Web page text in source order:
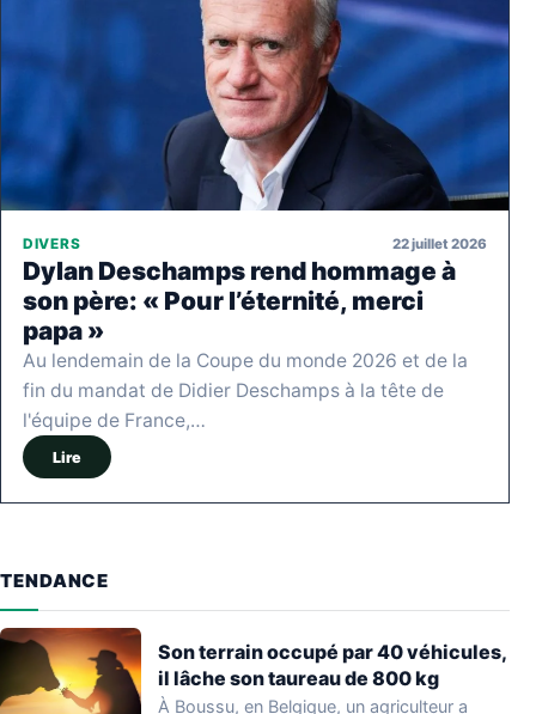
DIVERS 22 juillet 2026
Dylan Deschamps rend hommage à
son père: « Pour l’éternité, merci
papa »
Au lendemain de la Coupe du monde 2026 et de la
fin du mandat de Didier Deschamps à la tête de
l'équipe de France,…
Lire
TENDANCE
Son terrain occupé par 40 véhicules,
il lâche son taureau de 800 kg
À Boussu, en Belgique, un agriculteur a